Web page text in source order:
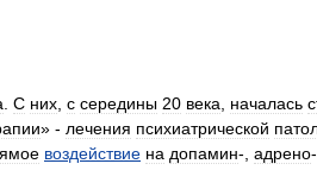
С них с середины 20 века началась
» - лечения психиатрической
воздействие на допамин-, адрено-,